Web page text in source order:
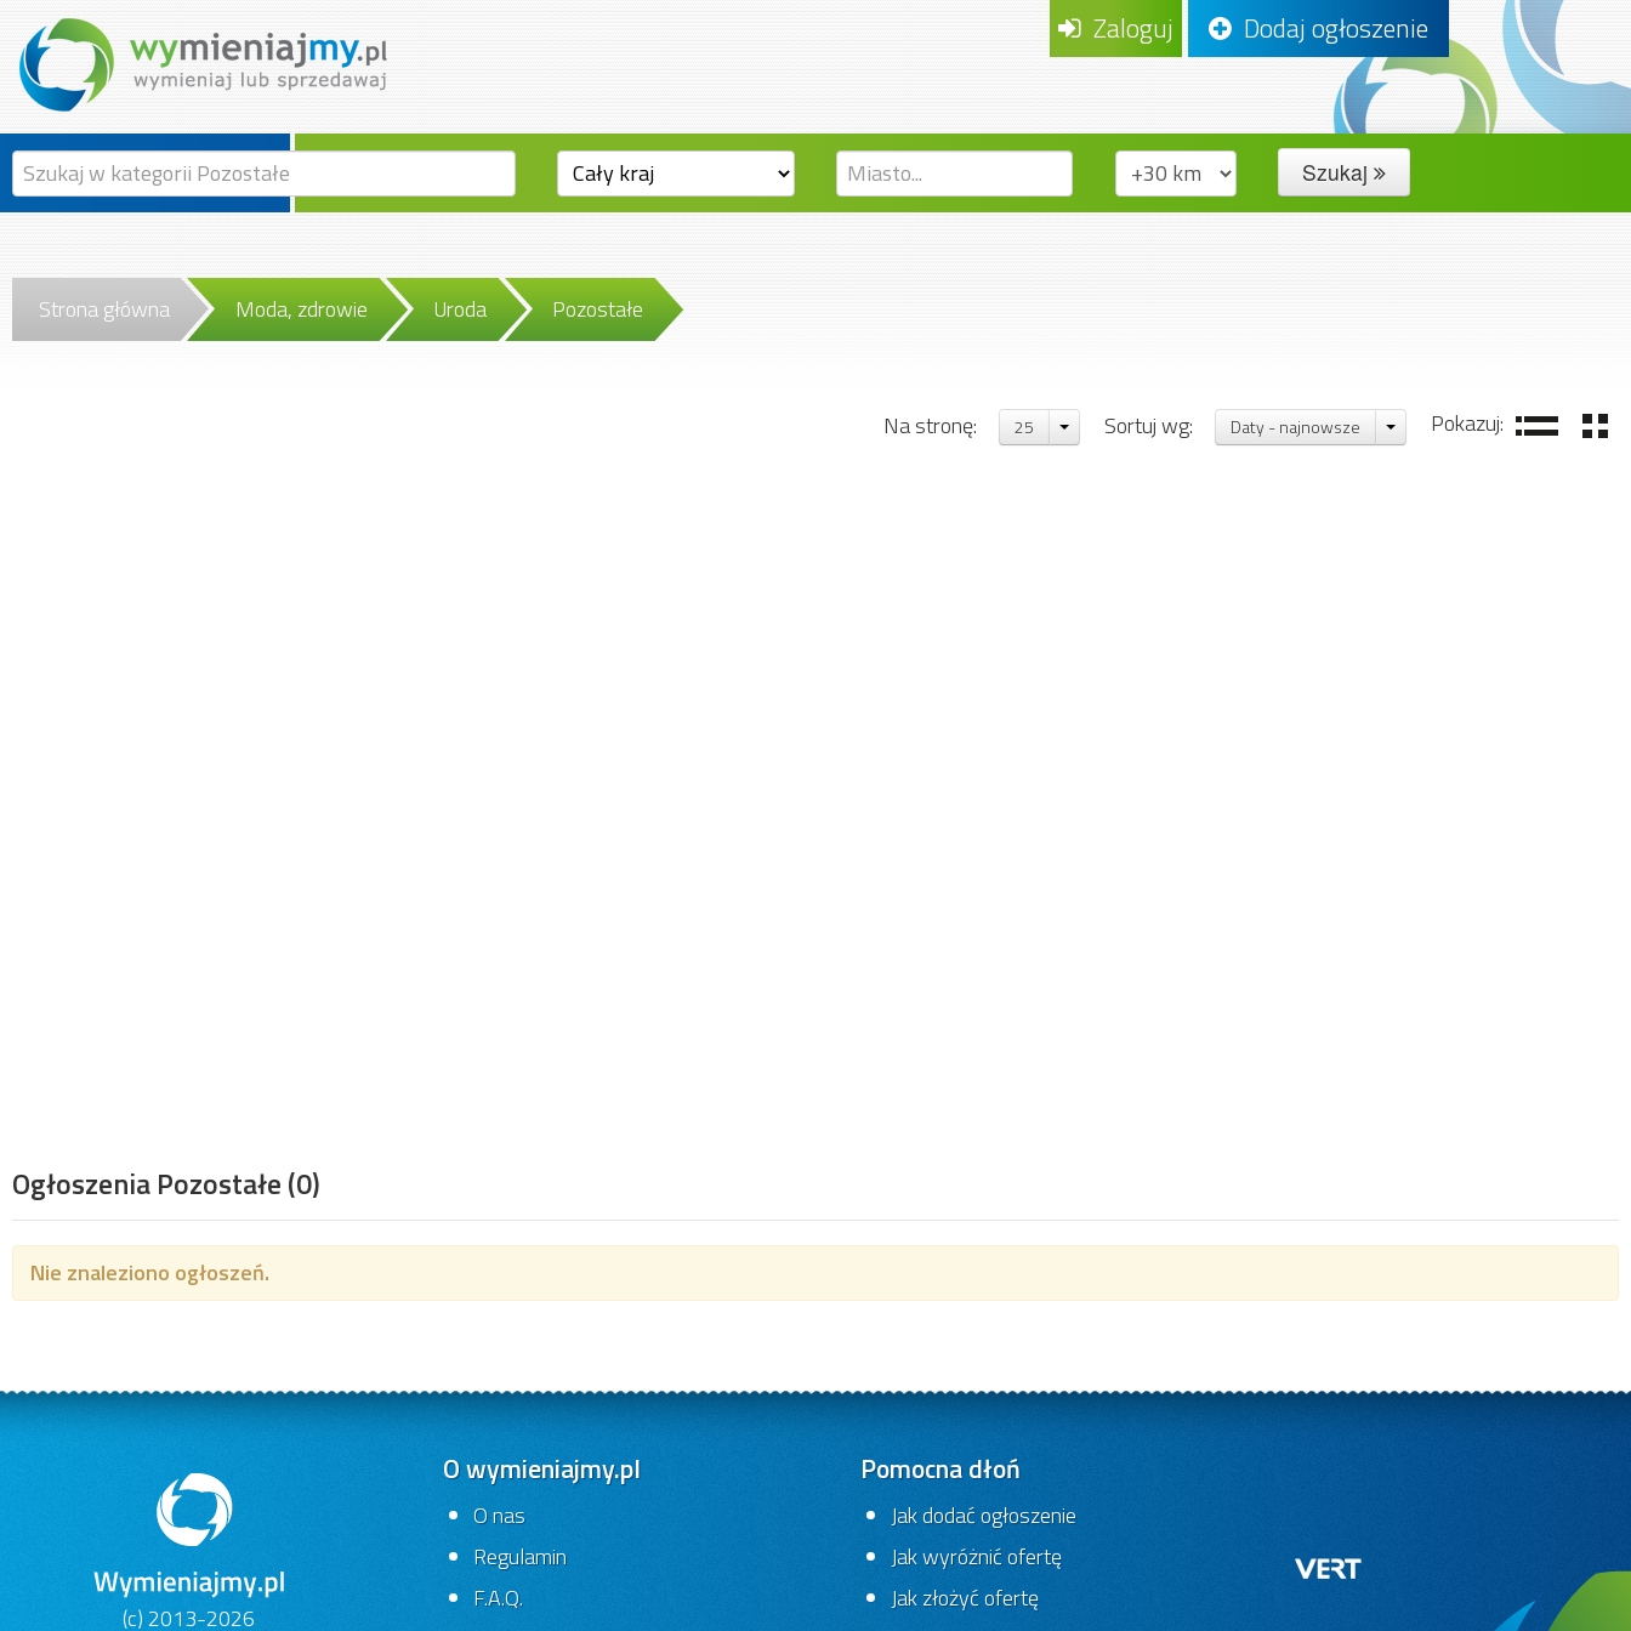
Zaloguj Dodaj ogłoszenie
Szukaj
Strona główna Moda, zdrowie Uroda Pozostałe
Ogłoszenia Pozostałe(0)
Pokazuj:
Sortuj wg: Daty - najnowsze
Na stronę: 25
Nie znaleziono ogłoszeń.
(c) 2013-2026
O wymieniajmy.pl
O nas
Regulamin
F.A.Q.
Pomocna dłoń
Jak dodać ogłoszenie
Jak wyróżnić ofertę
Jak złożyć ofertę